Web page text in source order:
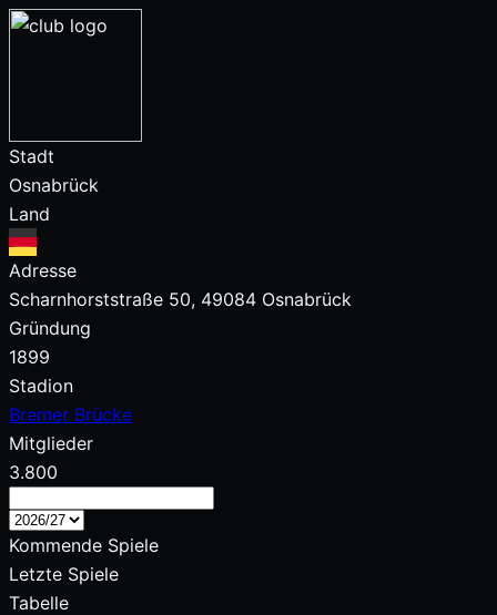
Stadt
Osnabrück
Land
Adresse
Scharnhorststraße 50, 49084 Osnabrück
Gründung
1899
Stadion
Bremer Brücke
Mitglieder
3.800
Kommende Spiele
Letzte Spiele
Tabelle